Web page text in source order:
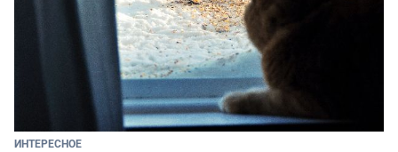
ИНТЕРЕСНОЕ